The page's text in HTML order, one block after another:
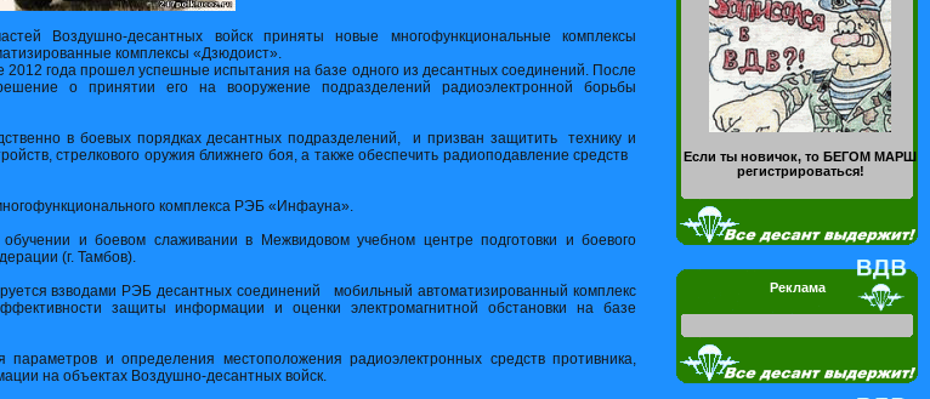
Воздушно-десантных войск приняты новые многофункциональные комплексы
комплексы «Дзюдоист».
года прошел успешные испытания на базе одного из десантных соединений. После
о принятии его на вооружение подразделений радиоэлектронной борьбы
в боевых порядках десантных подразделений, и призван защитить технику и
стрелкового оружия ближнего боя, а также обеспечить радиоподавление средств
комплекса РЭБ «Инфауна».
и боевом слаживании в Межвидовом учебном центре подготовки и боевого
(г. Тамбов).
взводами РЭБ десантных соединений мобильный автоматизированный комплекс
защиты информации и оценки электромагнитной обстановки на базе
и определения местоположения радиоэлектронных средств противника,
на объектах Воздушно-десантных войск.
Если ты новичок, то БЕГОМ МАРШ
регистрироваться!
Реклама